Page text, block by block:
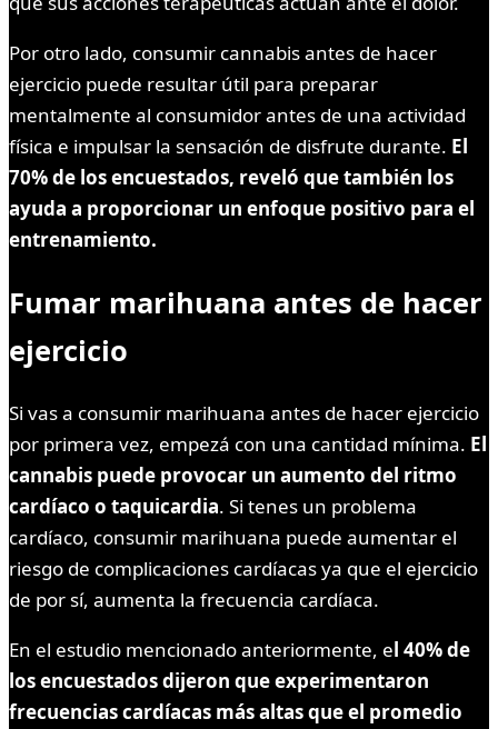
Por otro lado, consumir cannabis antes de hacer
ejercicio puede resultar útil para preparar
mentalmente al consumidor antes de una actividad
física e impulsar la sensación de disfrute durante. El
70% de los encuestados, reveló que también los
ayuda a proporcionar un enfoque positivo para el
entrenamiento.
Fumar marihuana antes de hacer
ejercicio
Si vas a consumir marihuana antes de hacer ejercicio
por primera vez, empezá con una cantidad mínima. El
cannabis puede provocar un aumento del ritmo
cardíaco o taquicardia. Si tenes un problema
cardíaco, consumir marihuana puede aumentar el
riesgo de complicaciones cardíacas ya que el ejercicio
de por sí, aumenta la frecuencia cardíaca.
En el estudio mencionado anteriormente, el 40% de
los encuestados dijeron que experimentaron
frecuencias cardíacas más altas que el promedio